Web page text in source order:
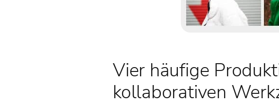
Vier häufige
kollaborativen